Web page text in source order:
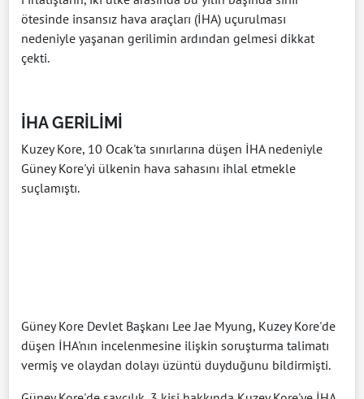
ötesinde insansız hava araçları (İHA) uçurulması
nedeniyle yaşanan gerilimin ardından gelmesi dikkat
çekti.
İHA GERİLİMİ
Kuzey Kore, 10 Ocak'ta sınırlarına düşen İHA nedeniyle
Güney Kore'yi ülkenin hava sahasını ihlal etmekle
suçlamıştı.
Güney Kore Devlet Başkanı Lee Jae Myung, Kuzey Kore'de
düşen İHA'nın incelenmesine ilişkin soruşturma talimatı
vermiş ve olaydan dolayı üzüntü duyduğunu bildirmişti.